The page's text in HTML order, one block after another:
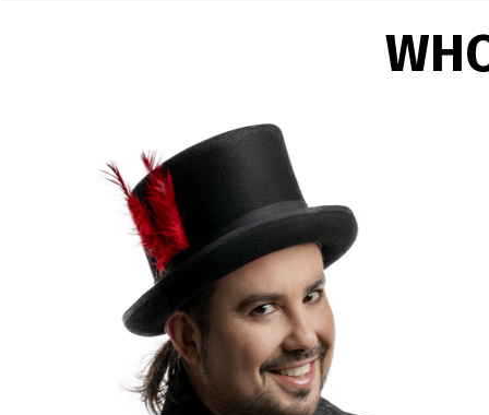
show visivo elegante per
Come scegliere uno
richiamo trasversale e
12 maggio 2026
Show artistico per
Come scegliere uno
valore per ospiti, brand e